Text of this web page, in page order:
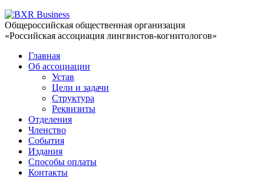
Общероссийская общественная организация
«Российская ассоциация лингвистов-когнитологов»
Главная
Об ассоциации
Устав
Цели и задачи
Структура
Реквизиты
Отделения
Членство
События
Издания
Способы оплаты
Контакты